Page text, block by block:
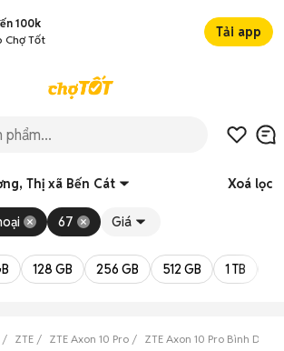
100k
Chợ Tốt
Tải app
Thị xã Bến Cát Xoá lọc
67 Giá
128 GB 256 GB 512 GB 1 TB
ZTE ZTE Axon 10 Pro ZTE Axon 10 Pro Bình